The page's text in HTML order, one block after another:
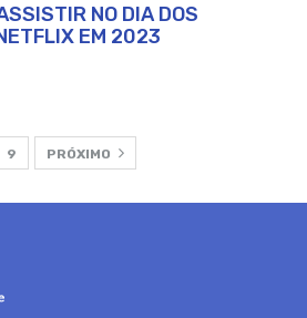
NO DIA DOS
EM 2023
9 PRÓXIMO